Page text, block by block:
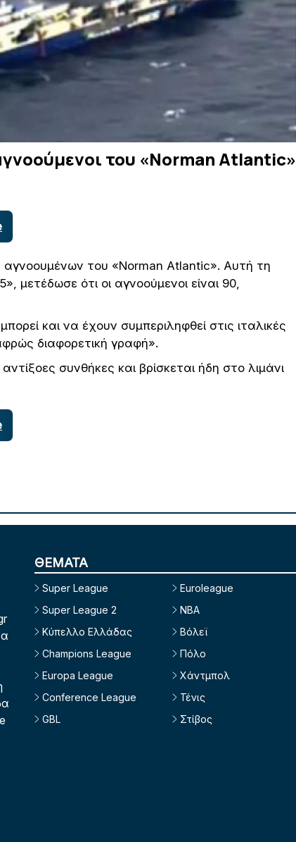
του «Norman Atlantic»
αγνοουμένων του «Norman Atlantic». Αυτή τη
μετέδωσε ότι οι αγνοούμενοι είναι 90,
και να έχουν συμπεριληφθεί στις ιταλικές
διαφορετική γραφή».
συνθήκες και βρίσκεται ήδη στο λιμάνι
ΘΕΜΑΤΑ
Super League
Super League 2
Κύπελλο Ελλάδας
Champions League
Europa League
Conference League
GBL
Euroleague
NBA
Βόλεϊ
Πόλο
Χάντμπολ
Τένις
Στίβος